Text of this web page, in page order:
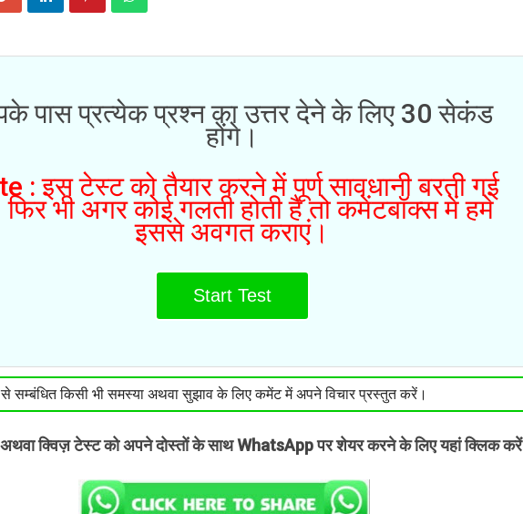
पास प्रत्येक प्रश्न का उत्तर देने के लिए 30 सेकंड
होंगे।
: इस टेस्ट को तैयार करने में पूर्ण सावधानी बरती गई
भी अगर कोई गलती होती है तो कमेंटबॉक्स में हमे
इससे अवगत कराएं।
Start Test
सम्बंधित किसी भी समस्या अथवा सुझाव के लिए कमेंट में अपने विचार प्रस्तुत करें।
क्विज़ टेस्ट को अपने दोस्तों के साथ WhatsApp पर शेयर करने के लिए यहां क्लिक करें